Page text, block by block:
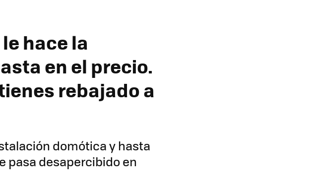
hace la
en el precio.
rebajado a
domótica y hasta
pasa desapercibido en